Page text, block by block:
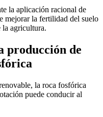
la aplicación racional de
mejorar la fertilidad del suelo
la agricultura.
producción de
la roca fosfórica
puede conducir al